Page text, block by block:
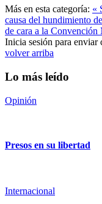
Más en esta categoría: «
causa del hundimiento
de cara a la Convención
Inicia sesión para enviar
volver arriba
Lo más leído
Opinión
Presos en su libertad
Internacional